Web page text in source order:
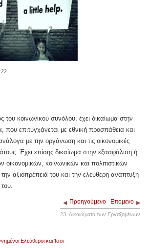
22
του κοινωνικού συνόλου, έχει δικαίωμα στην
που επιτυγχάνεται με εθνική προσπάθεια και
με την οργάνωση και τις οικονομικές
Έχει επίσης δικαίωμα στην εξασφάλιση ή
οικονομικών, κοινωνικών και πολιτιστικών
αξιοπρέπειά του και την ελεύθερη ανάπτυξη
Προηγούμενο Επόμενο
23. ∆ικαιώματα των Εργαζοµένων
Ελεύθεροι και Ίσοι